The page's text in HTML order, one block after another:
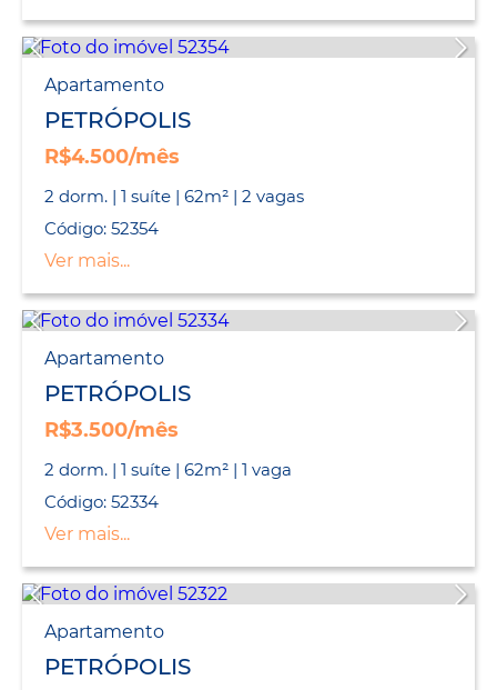
Apartamento
PETRÓPOLIS
R$4.500/mês
2 dorm. | 1 suíte | 62m² | 2 vagas
Código: 52354
Ver mais...
Apartamento
PETRÓPOLIS
R$3.500/mês
2 dorm. | 1 suíte | 62m² | 1 vaga
Código: 52334
Ver mais...
Apartamento
PETRÓPOLIS